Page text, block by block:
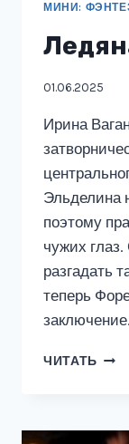
МИНИ:
01.06.2025
Ирина
Эльделина
поэтому
чужих
разгадать
теперь
ЧИТАТЬ